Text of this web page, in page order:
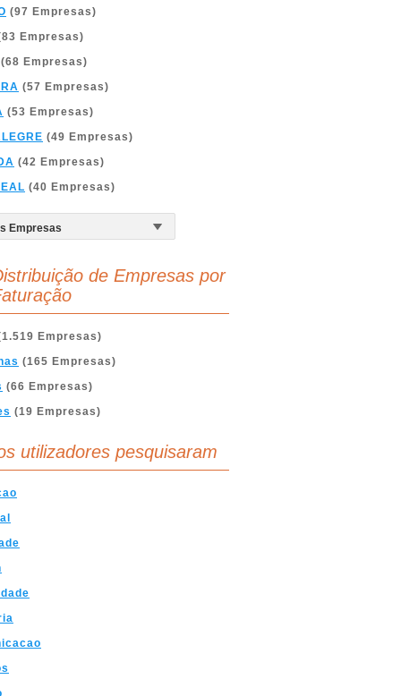
(97 Empresas)
Empresas)
Empresas)
(57 Empresas)
(53 Empresas)
(49 Empresas)
(42 Empresas)
(40 Empresas)
de Empresas por
Empresas)
(165 Empresas)
(66 Empresas)
(19 Empresas)
utilizadores pesquisaram